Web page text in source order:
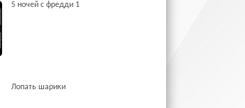
5 ночей с фредди 1
Лопать шарики